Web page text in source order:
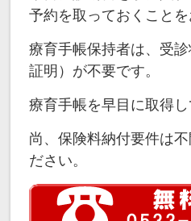
予約を取っておくことを
療育手帳保持者は、受
証明）が不要です。
療育手帳を早目に取得し
尚、保険料納付要件は
ださい。